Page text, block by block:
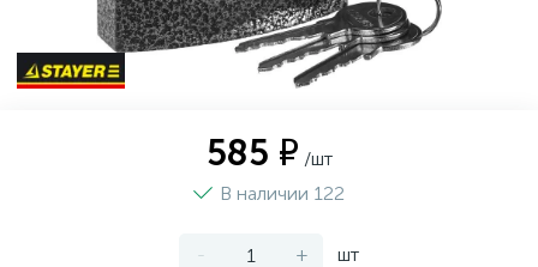
585 ₽ /шт
В наличии 122
- + шт